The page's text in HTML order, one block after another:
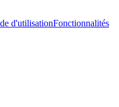
d'utilisationFonctionnalités